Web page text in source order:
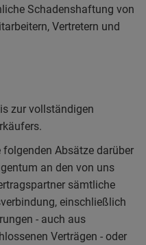
Schadenshaftung von
Vertretern und
zur vollständigen
folgenden Absätze darüber
an den von uns
sämtliche
einschließlich
- auch aus
Verträgen - oder